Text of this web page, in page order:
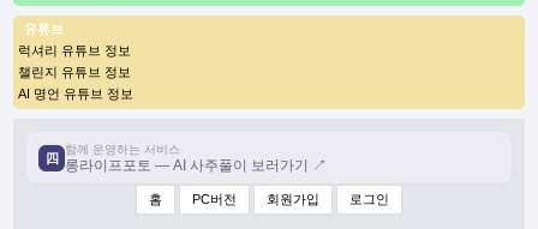
유튜브
럭셔리 유튜브 정보
챌린지 유튜브 정보
AI 명언 유튜브 정보
四
함께 운영하는 서비스
롱라이프포토 — AI 사주풀이 보러가기 ↗
홈 PC버전 회원가입 로그인